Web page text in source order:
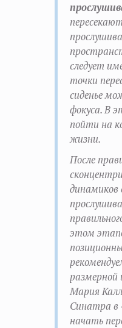
следует
точки
сиденье
фокуса. В
пойти на
жизни.
После
динамиков
этом
Мария
Синатра
начать